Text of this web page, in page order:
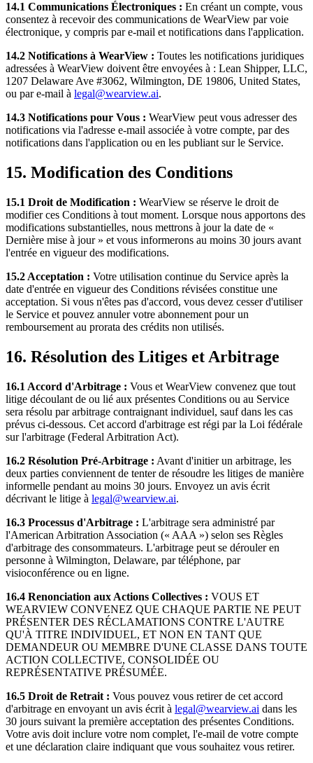
14.1 Communications Électroniques : En créant un compte, vous
consentez à recevoir des communications de WearView par voie
électronique, y compris par e-mail et notifications dans l'application.
14.2 Notifications à WearView : Toutes les notifications juridiques
adressées à WearView doivent être envoyées à : Lean Shipper, LLC,
1207 Delaware Ave #3062, Wilmington, DE 19806, United States,
ou par e-mail à legal@wearview.ai.
14.3 Notifications pour Vous : WearView peut vous adresser des
notifications via l'adresse e-mail associée à votre compte, par des
notifications dans l'application ou en les publiant sur le Service.
15. Modification des Conditions
15.1 Droit de Modification : WearView se réserve le droit de
modifier ces Conditions à tout moment. Lorsque nous apportons des
modifications substantielles, nous mettrons à jour la date de «
Dernière mise à jour » et vous informerons au moins 30 jours avant
l'entrée en vigueur des modifications.
15.2 Acceptation : Votre utilisation continue du Service après la
date d'entrée en vigueur des Conditions révisées constitue une
acceptation. Si vous n'êtes pas d'accord, vous devez cesser d'utiliser
le Service et pouvez annuler votre abonnement pour un
remboursement au prorata des crédits non utilisés.
16. Résolution des Litiges et Arbitrage
16.1 Accord d'Arbitrage : Vous et WearView convenez que tout
litige découlant de ou lié aux présentes Conditions ou au Service
sera résolu par arbitrage contraignant individuel, sauf dans les cas
prévus ci-dessous. Cet accord d'arbitrage est régi par la Loi fédérale
sur l'arbitrage (Federal Arbitration Act).
16.2 Résolution Pré-Arbitrage : Avant d'initier un arbitrage, les
deux parties conviennent de tenter de résoudre les litiges de manière
informelle pendant au moins 30 jours. Envoyez un avis écrit
décrivant le litige à legal@wearview.ai.
16.3 Processus d'Arbitrage : L'arbitrage sera administré par
l'American Arbitration Association (« AAA ») selon ses Règles
d'arbitrage des consommateurs. L'arbitrage peut se dérouler en
personne à Wilmington, Delaware, par téléphone, par
visioconférence ou en ligne.
16.4 Renonciation aux Actions Collectives : VOUS ET
WEARVIEW CONVENEZ QUE CHAQUE PARTIE NE PEUT
PRÉSENTER DES RÉCLAMATIONS CONTRE L'AUTRE
QU'À TITRE INDIVIDUEL, ET NON EN TANT QUE
DEMANDEUR OU MEMBRE D'UNE CLASSE DANS TOUTE
ACTION COLLECTIVE, CONSOLIDÉE OU
REPRÉSENTATIVE PRÉSUMÉE.
16.5 Droit de Retrait : Vous pouvez vous retirer de cet accord
d'arbitrage en envoyant un avis écrit à legal@wearview.ai dans les
30 jours suivant la première acceptation des présentes Conditions.
Votre avis doit inclure votre nom complet, l'e-mail de votre compte
et une déclaration claire indiquant que vous souhaitez vous retirer.